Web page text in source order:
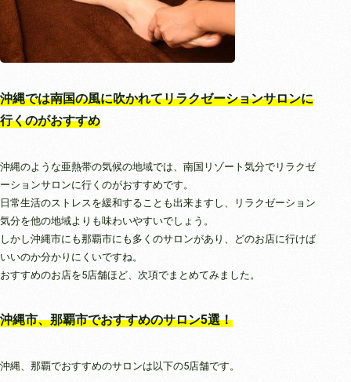
沖縄では南国の風に吹かれてリラクゼーションサロンに
行くのがおすすめ
沖縄のような亜熱帯の気候の地域では、南国リゾート気分でリラクゼ
ーションサロンに行くのがおすすめです。
日常生活のストレスを緩和することも出来ますし、リラクゼーション
気分を他の地域よりも味わいやすいでしょう。
しかし沖縄市にも那覇市にも多くのサロンがあり、どのお店に行けば
いいのか分かりにくいですね。
おすすめのお店を5店舗ほど、次項でまとめてみました。
沖縄市、那覇市でおすすめのサロン5選！
沖縄、那覇でおすすめのサロンは以下の5店舗です。